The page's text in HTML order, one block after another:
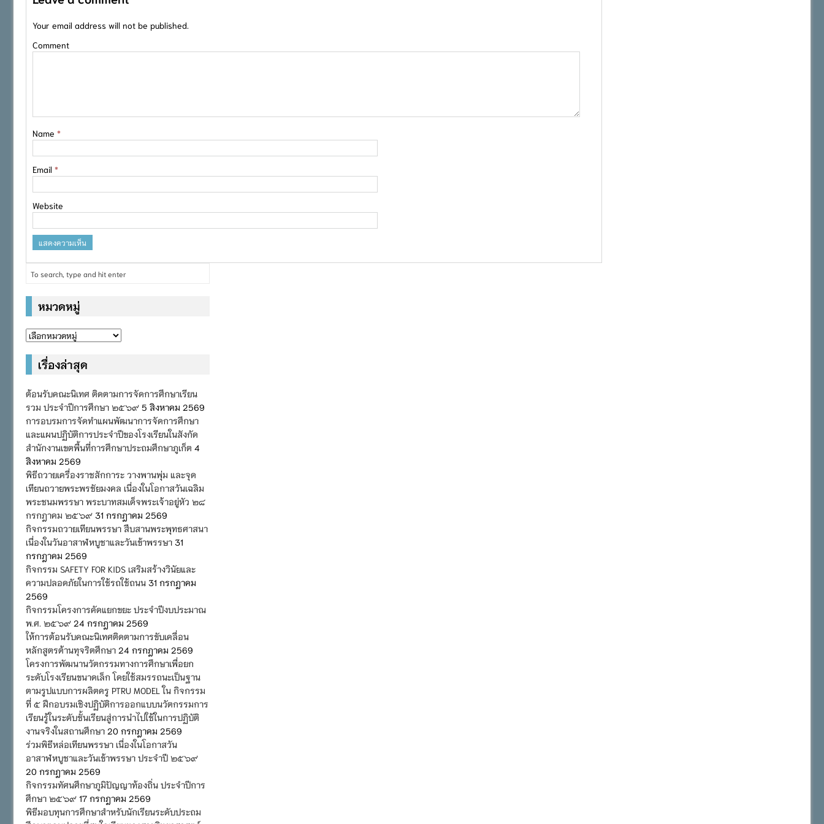
Your email address will not be published.
Comment
Name *
Email *
Website
หมวดหมู่
หมวด
เรื่องล่าสุด
ต้อนรับคณะนิเทศ ติดตามการจัดการศึกษาเรียน
รวม ประจำปีการศึกษา ๒๕๖๙ 5 สิงหาคม 2569
การอบรมการจัดทำแผนพัฒนาการจัดการศึกษา
และแผนปฏิบัติการประจำปีของโรงเรียนในสังกัด
สำนักงานเขตพื้นที่การศึกษาประถมศึกษาภูเก็ต 4
สิงหาคม 2569
พิธีถวายเครื่องราชสักการะ วางพานพุ่ม และจุด
เทียนถวายพระพรชัยมงคล เนื่องในโอกาสวันเฉลิม
พระชนมพรรษา พระบาทสมเด็จพระเจ้าอยู่หัว ๒๘
กรกฎาคม ๒๕๖๙ 31 กรกฎาคม 2569
กิจกรรมถวายเทียนพรรษา สืบสานพระพุทธศาสนา
เนื่องในวันอาสาฬหบูชาและวันเข้าพรรษา 31
กรกฎาคม 2569
กิจกรรม SAFETY FOR KIDS เสริมสร้างวินัยและ
ความปลอดภัยในการใช้รถใช้ถนน 31 กรกฎาคม
2569
กิจกรรมโครงการคัดแยกขยะ ประจำปีงบประมาณ
พ.ศ. ๒๕๖๙ 24 กรกฎาคม 2569
ให้การต้อนรับคณะนิเทศติดตามการขับเคลื่อน
หลักสูตรต้านทุจริตศึกษา 24 กรกฎาคม 2569
โครงการพัฒนานวัตกรรมทางการศึกษาเพื่อยก
ระดับโรงเรียนขนาดเล็ก โดยใช้สมรรถนะเป็นฐาน
ตามรูปแบบการผลิตครู PTRU MODEL ใน กิจกรรม
ที่ ๕ ฝึกอบรมเชิงปฏิบัติการออกแบบนวัตกรรมการ
เรียนรู้ในระดับชั้นเรียนสู่การนำไปใช้ในการปฏิบัติ
งานจริงในสถานศึกษา 20 กรกฎาคม 2569
ร่วมพิธีหล่อเทียนพรรษา เนื่องในโอกาสวัน
อาสาฬหบูชาและวันเข้าพรรษา ประจำปี ๒๕๖๙
20 กรกฎาคม 2569
กิจกรรมทัศนศึกษาภูมิปัญญาท้องถิ่น ประจำปีการ
ศึกษา ๒๕๖๙ 17 กรกฎาคม 2569
พิธีมอบทุนการศึกษาสำหรับนักเรียนระดับประถม